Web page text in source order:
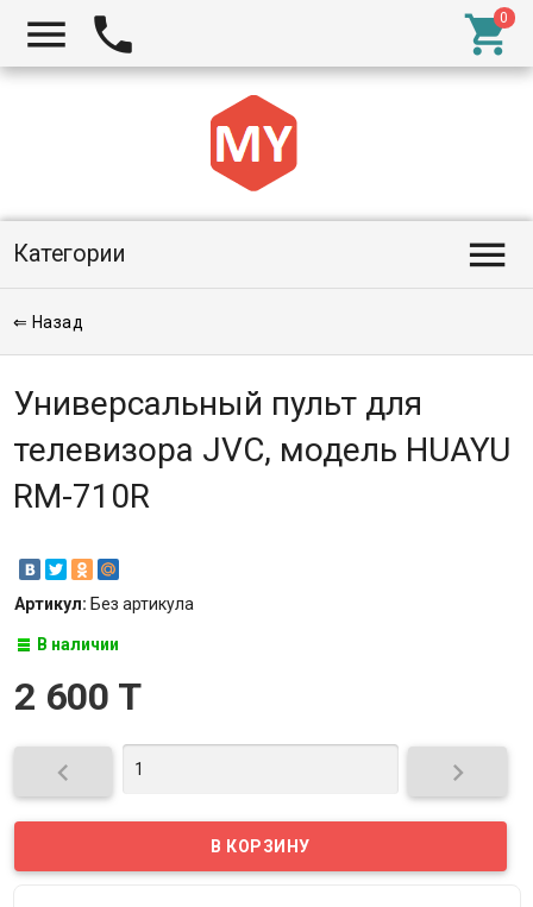
  
Категории 
⇐ Назад
Универсальный пульт для
телевизора JVC, модель HUAYU
RM-710R
Артикул: Без артикула
В наличии
2 600 T
 